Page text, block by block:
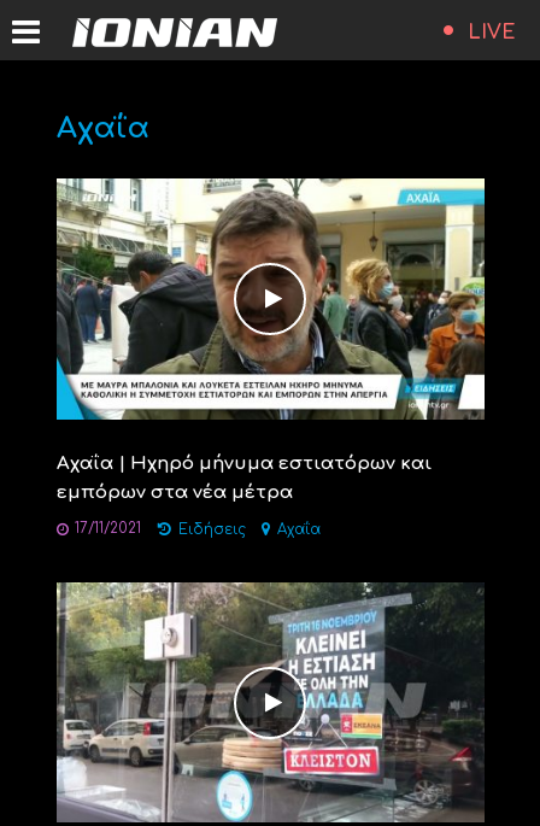
LIVE
Αχαΐα
Αχαΐα | Ηχηρό μήνυμα εστιατόρων και
εμπόρων στα νέα μέτρα
17/11/2021 Ειδήσεις Αχαΐα